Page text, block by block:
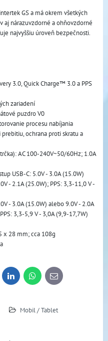
GS a má okrem všetkých
nárazuvzdorné a ohňovzdorné
najvyššiu úroveň bezpečnosti.
3.0, Quick Charge™ 3.0 a PPS
zariadení
puzdro V0
procesu nabíjania
ochrana proti skratu a
AC 100-240V~50/60Hz; 1.0A
USB-C: 5.0V - 3.0A (15.0W)
- 2.1A (25.0W); PPS: 3,3-11,0 V -
- 3.0A (15.0W) alebo 9.0V - 2.0A
3,3-5,9 V - 3,0A (9,9-17,7W)
x 28 mm; cca 108g
LinkedInWhatsApp
E-
mail
Mobil / Tablet